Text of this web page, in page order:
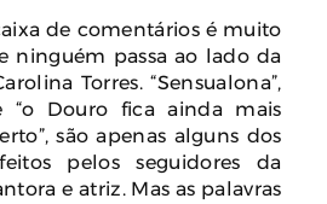
de comentários é muito
ninguém passa ao lado da
Torres. “Sensualona”,
“o Douro fica ainda mais
são apenas alguns dos
pelos seguidores da
e atriz. Mas as palavras